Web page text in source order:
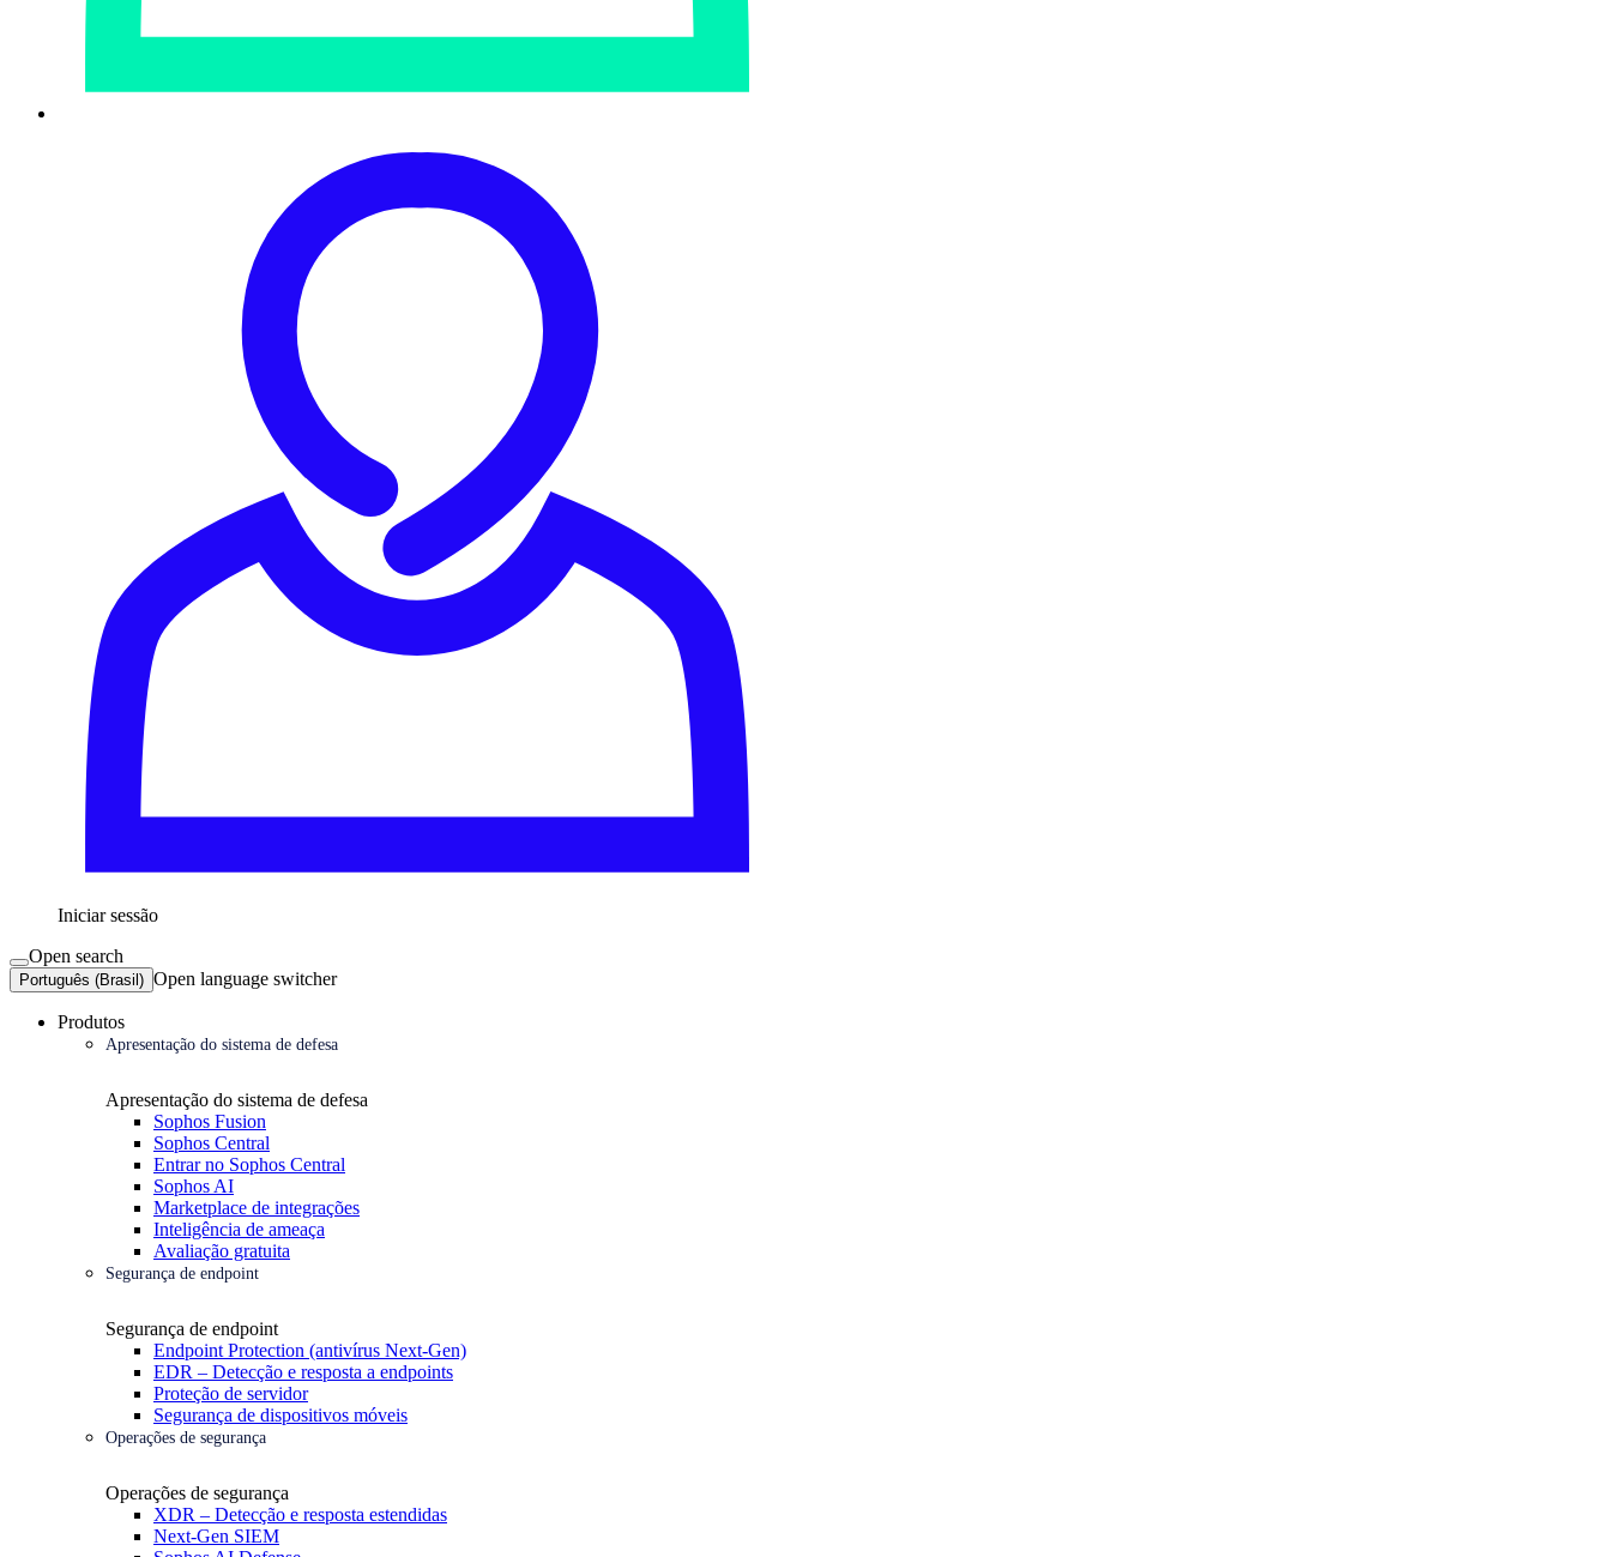
Iniciar sessão
Open search
Português (Brasil) Open language switcher
Produtos
Apresentação do sistema de defesa
Apresentação do sistema de defesa
Sophos Fusion
Sophos Central
Entrar no Sophos Central
Sophos AI
Marketplace de integrações
Inteligência de ameaça
Avaliação gratuita
Segurança de endpoint
Segurança de endpoint
Endpoint Protection (antivírus Next-Gen)
EDR – Detecção e resposta a endpoints
Proteção de servidor
Segurança de dispositivos móveis
Operações de segurança
Operações de segurança
XDR – Detecção e resposta estendidas
Next-Gen SIEM